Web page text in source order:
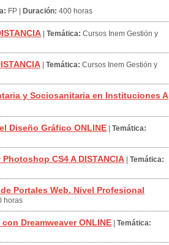
FP Duración: 400 horas
Temática: Cursos Inem Gestión y
Temática: Cursos Inem Gestión y
y Sociosanitaria en Instituciones A
Diseño Gráfico ONLINE
Temática:
CS4 A DISTANCIA
Temática:
Portales Web. Nivel Profesional
horas
Dreamweaver ONLINE
Temática: